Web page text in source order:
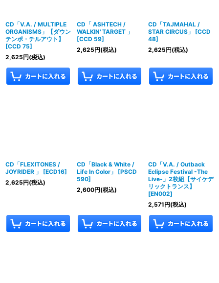
CD「V.A. / MULTIPLE
ORGANISMS」【ダウン
テンポ・チルアウト】
[CCD 75]
2,625円(税込)
CD「 ASHTECH /
WALKIN' TARGET 」
[CCD 59]
2,625円(税込)
CD「TAJMAHAL /
STAR CIRCUS」
[CCD
48]
2,625円(税込)
CD「FLEXITONES /
JOYRIDER 」
[ECD16]
2,625円(税込)
CD「Black & White /
Life In Color」
[PSCD
590]
2,600円(税込)
CD「V.A. / Outback
Eclipse Festival -The
Live-」2枚組【サイケデ
リックトランス】
[EN002]
2,571円(税込)